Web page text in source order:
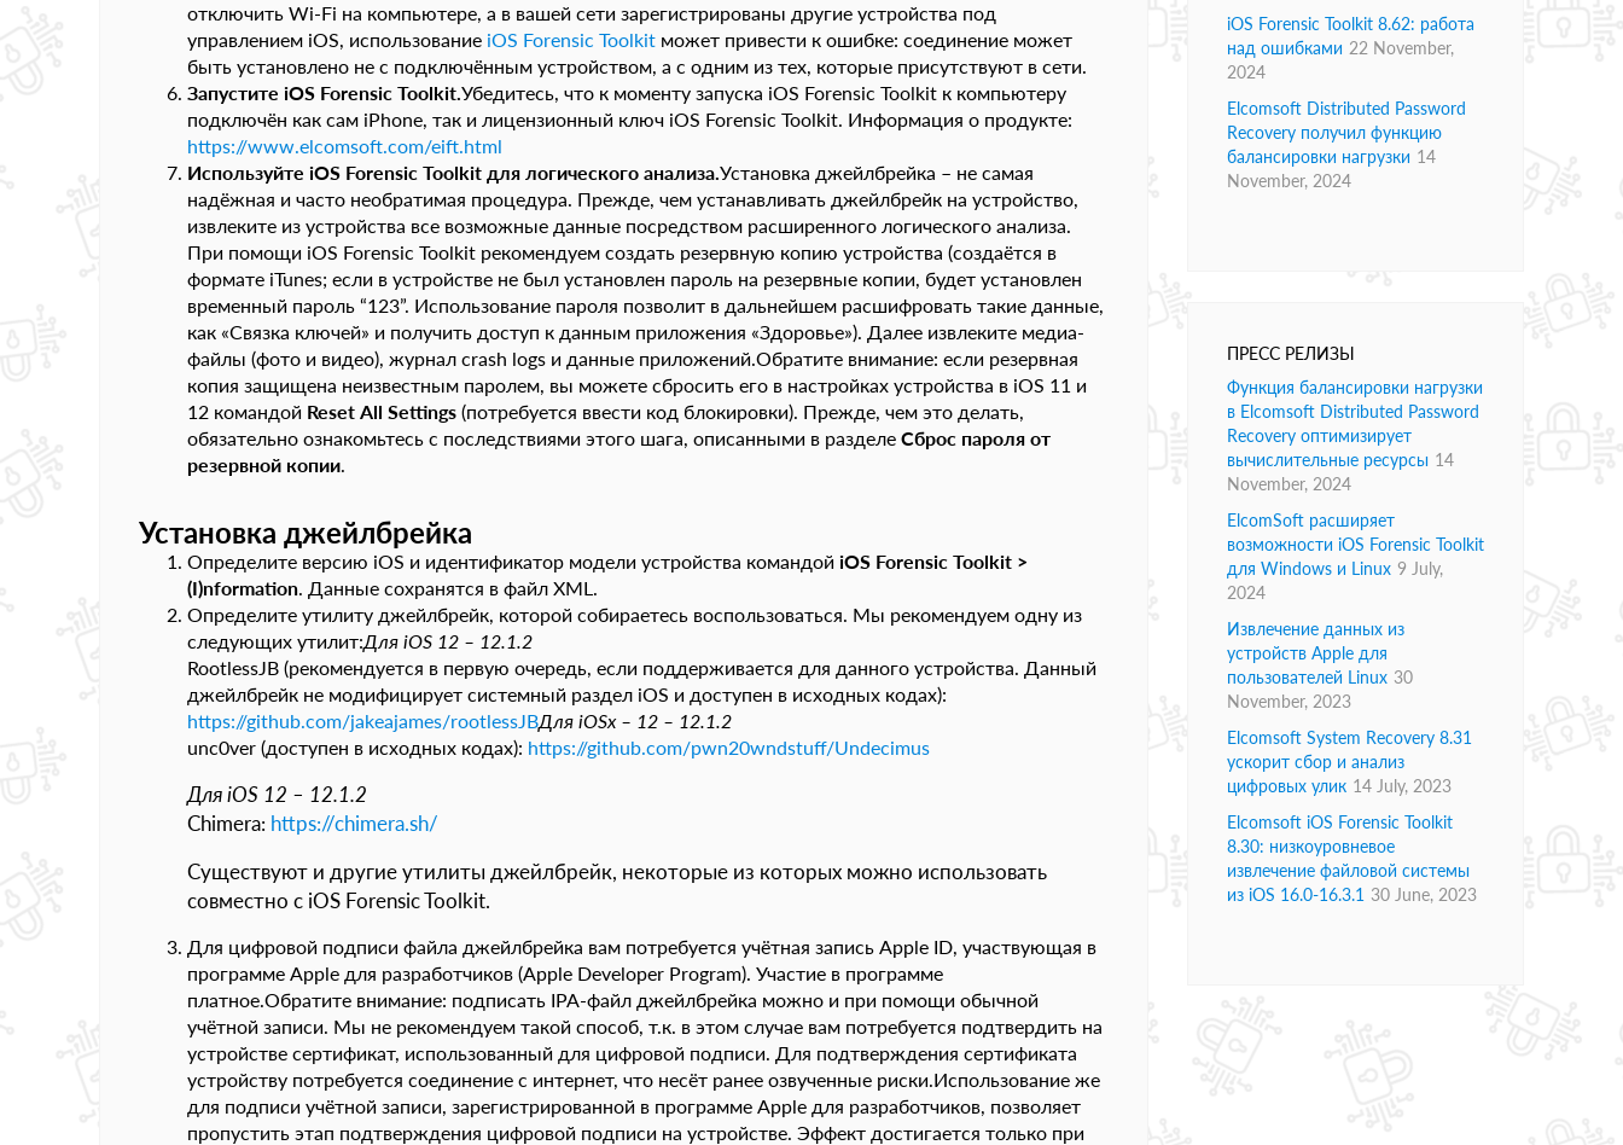
отключить Wi-Fi на компьютере, а в вашей сети зарегистрированы другие устройства под
управлением iOS, использование iOS Forensic Toolkit может привести к ошибке: соединение может
быть установлено не с подключённым устройством, а с одним из тех, которые присутствуют в сети.
Запустите iOS Forensic Toolkit.Убедитесь, что к моменту запуска iOS Forensic Toolkit к компьютеру
подключён как сам iPhone, так и лицензионный ключ iOS Forensic Toolkit. Информация о продукте:
https://www.elcomsoft.com/eift.html
Используйте iOS Forensic Toolkit для логического анализа.Установка джейлбрейка – не самая
надёжная и часто необратимая процедура. Прежде, чем устанавливать джейлбрейк на устройство,
извлеките из устройства все возможные данные посредством расширенного логического анализа.
При помощи iOS Forensic Toolkit рекомендуем создать резервную копию устройства (создаётся в
формате iTunes; если в устройстве не был установлен пароль на резервные копии, будет установлен
временный пароль “123”. Использование пароля позволит в дальнейшем расшифровать такие данные,
как «Связка ключей» и получить доступ к данным приложения «Здоровье»). Далее извлеките медиа-
файлы (фото и видео), журнал crash logs и данные приложений.Обратите внимание: если резервная
копия защищена неизвестным паролем, вы можете сбросить его в настройках устройства в iOS 11 и
12 командой Reset All Settings (потребуется ввести код блокировки). Прежде, чем это делать,
обязательно ознакомьтесь с последствиями этого шага, описанными в разделе Сброс пароля от
резервной копии.
Установка джейлбрейка
Определите версию iOS и идентификатор модели устройства командой iOS Forensic Toolkit >
(I)nformation. Данные сохранятся в файл XML.
Определите утилиту джейлбрейк, которой собираетесь воспользоваться. Мы рекомендуем одну из
следующих утилит:Для iOS 12 – 12.1.2
RootlessJB (рекомендуется в первую очередь, если поддерживается для данного устройства. Данный
джейлбрейк не модифицирует системный раздел iOS и доступен в исходных кодах):
https://github.com/jakeajames/rootlessJBДля iOSx – 12 – 12.1.2
unc0ver (доступен в исходных кодах): https://github.com/pwn20wndstuff/Undecimus
Для iOS 12 – 12.1.2
Chimera: https://chimera.sh/
Существуют и другие утилиты джейлбрейк, некоторые из которых можно использовать
совместно с iOS Forensic Toolkit.
Для цифровой подписи файла джейлбрейка вам потребуется учётная запись Apple ID, участвующая в
программе Apple для разработчиков (Apple Developer Program). Участие в программе
платное.Обратите внимание: подписать IPA-файл джейлбрейка можно и при помощи обычной
учётной записи. Мы не рекомендуем такой способ, т.к. в этом случае вам потребуется подтвердить на
устройстве сертификат, использованный для цифровой подписи. Для подтверждения сертификата
устройству потребуется соединение с интернет, что несёт ранее озвученные риски.Использование же
для подписи учётной записи, зарегистрированной в программе Apple для разработчиков, позволяет
пропустить этап подтверждения цифровой подписи на устройстве. Эффект достигается только при
iOS Forensic Toolkit 8.62: работа
над ошибками 22 November,
2024
Elcomsoft Distributed Password
Recovery получил функцию
балансировки нагрузки 14
November, 2024
ПРЕСС РЕЛИЗЫ
Функция балансировки нагрузки
в Elcomsoft Distributed Password
Recovery оптимизирует
вычислительные ресурсы 14
November, 2024
ElcomSoft расширяет
возможности iOS Forensic Toolkit
для Windows и Linux 9 July,
2024
Извлечение данных из
устройств Apple для
пользователей Linux 30
November, 2023
Elcomsoft System Recovery 8.31
ускорит сбор и анализ
цифровых улик 14 July, 2023
Elcomsoft iOS Forensic Toolkit
8.30: низкоуровневое
извлечение файловой системы
из iOS 16.0-16.3.1 30 June, 2023